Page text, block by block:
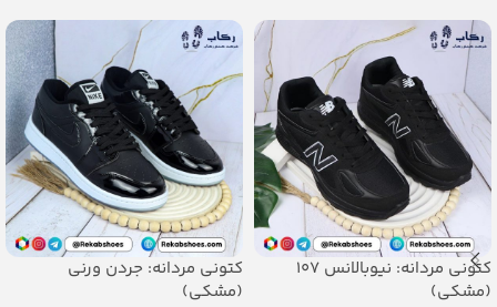
کتونی مردانه: نیوبالانس 107
(مشکی)
کتونی مردانه: جردن ورنی
(مشکی)